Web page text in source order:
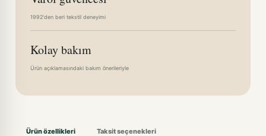
1992'den beri tekstil deneyimi
Kolay bakım
Ürün açıklamasındaki bakım önerileriyle
Ürün özellikleri Taksit seçenekleri